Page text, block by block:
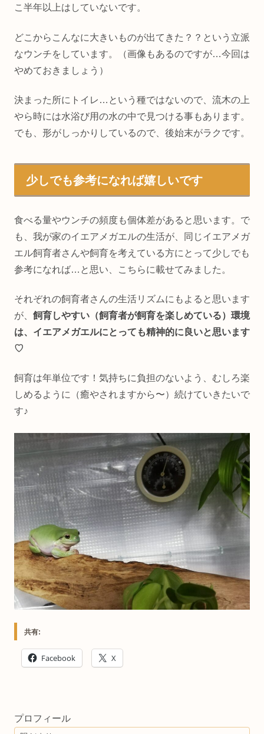
こ半年以上はしていないです。
どこからこんなに大きいものが出てきた？？という立派
なウンチをしています。（画像もあるのですが…今回は
やめておきましょう）
決まった所にトイレ…という種ではないので、流木の上
やら時には水浴び用の水の中で見つける事もあります。
でも、形がしっかりしているので、後始末がラクです。
少しでも参考になれば嬉しいです
食べる量やウンチの頻度も個体差があると思います。で
も、我が家のイエアメガエルの生活が、同じイエアメガ
エル飼育者さんや飼育を考えている方にとって少しでも
参考になれば…と思い、こちらに載せてみました。
それぞれの飼育者さんの生活リズムにもよると思います
が、 飼育しやすい（飼育者が飼育を楽しめている）環境
は、イエアメガエルにとっても精神的に良いと思います
♡
飼育は年単位です！気持ちに負担のないよう、むしろ楽
しめるように（癒やされますから〜）続けていきたいで
す♪
共有:
Facebook X
プロフィール